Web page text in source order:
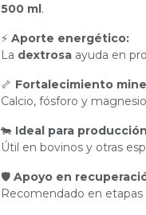
500 ml.
⚡ Aporte energético:
La dextrosa ayuda en
🦴 Fortalecimiento
Calcio, fósforo y
🐄 Ideal para
Útil en bovinos y otras
🛡 Apoyo en
Recomendado en etapas